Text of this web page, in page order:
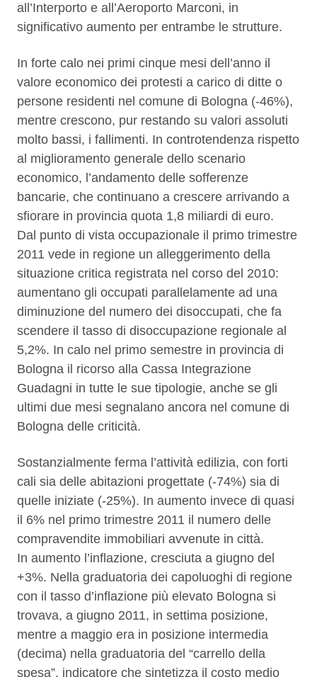
all’Interporto e all’Aeroporto Marconi, in
significativo aumento per entrambe le strutture.
In forte calo nei primi cinque mesi dell’anno il
valore economico dei protesti a carico di ditte o
persone residenti nel comune di Bologna (-46%),
mentre crescono, pur restando su valori assoluti
molto bassi, i fallimenti. In controtendenza rispetto
al miglioramento generale dello scenario
economico, l’andamento delle sofferenze
bancarie, che continuano a crescere arrivando a
sfiorare in provincia quota 1,8 miliardi di euro.
Dal punto di vista occupazionale il primo trimestre
2011 vede in regione un alleggerimento della
situazione critica registrata nel corso del 2010:
aumentano gli occupati parallelamente ad una
diminuzione del numero dei disoccupati, che fa
scendere il tasso di disoccupazione regionale al
5,2%. In calo nel primo semestre in provincia di
Bologna il ricorso alla Cassa Integrazione
Guadagni in tutte le sue tipologie, anche se gli
ultimi due mesi segnalano ancora nel comune di
Bologna delle criticità.
Sostanzialmente ferma l’attività edilizia, con forti
cali sia delle abitazioni progettate (-74%) sia di
quelle iniziate (-25%). In aumento invece di quasi
il 6% nel primo trimestre 2011 il numero delle
compravendite immobiliari avvenute in città.
In aumento l’inflazione, cresciuta a giugno del
+3%. Nella graduatoria dei capoluoghi di regione
con il tasso d’inflazione più elevato Bologna si
trovava, a giugno 2011, in settima posizione,
mentre a maggio era in posizione intermedia
(decima) nella graduatoria del “carrello della
spesa”, indicatore che sintetizza il costo medio